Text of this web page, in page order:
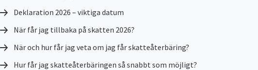
Deklaration 2026 – viktiga datum
När får jag tillbaka på skatten 2026?
När och hur får jag veta om jag får skatteåterbäring?
Hur får jag skatteåterbäringen så snabbt som möjligt?